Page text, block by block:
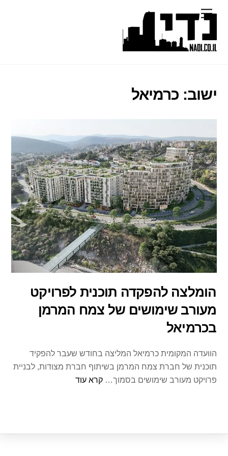
content
Menu
ישוב: כרמיאל
הומלצה להפקדה תוכנית לפרויקט
מעורב שימושים של צמח המרמן
בכרמיאל
הוועדה המקומית כרמיאל המליצה בחודש שעבר להפקיד
תוכנית של חברת צמח המרמן בשיתוף חברת מצודות, לבניית
פרויקט מעורב שימושים בסמוך…קרא עוד